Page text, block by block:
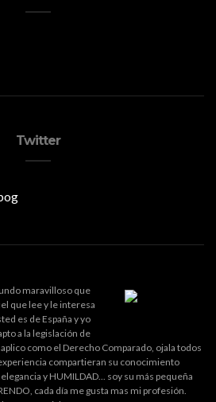
Twitter
maravilloso que
que lee y le interesa
es de España y yo
a la legislación de
como el Derecho Comparado, ojala todos
compartieran su conocimiento
y HUMILDAD... soy su más pequeña
cada día me gusta mas mi profesión.